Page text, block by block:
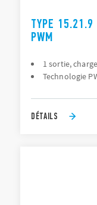
TYPE 15.21.9
PWM
1 sortie,
Technologie
DÉTAILS